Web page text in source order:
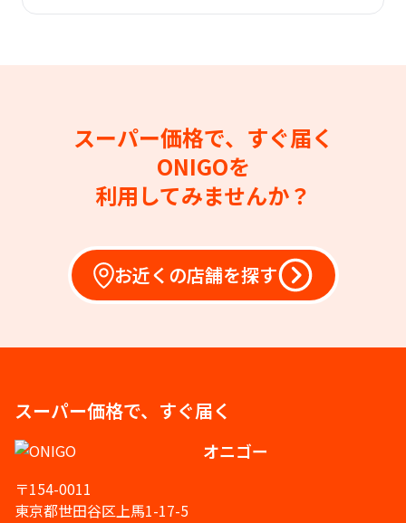
スーパー価格で、すぐ届く
ONIGOを
利用してみませんか？
お近くの店舗を探す
スーパー価格で、すぐ届く
オニゴー
〒154-0011
東京都世田谷区上馬1-17-5